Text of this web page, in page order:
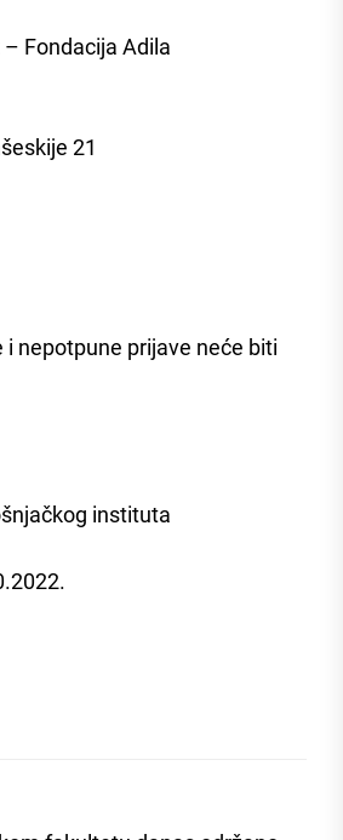
Fondacija Adila
21
nepotpune prijave neće biti
instituta